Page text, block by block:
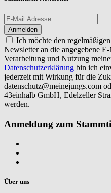
Ich möchte den
Newsletter an die angegebene
Verarbeitung und Nutzung
Datenschutzerklärung bin ich
jederzeit mit Wirkung für die
datenschutz@meinejungs.com
43einhalb GmbH, Edelzeller
werden.
Anmeldung zum
Über uns